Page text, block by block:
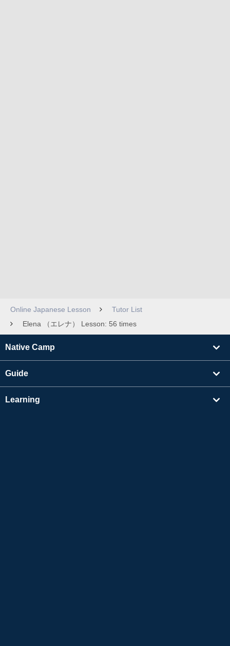
Online Japanese Lesson
Tutor List
Elena （エレナ） Lesson: 56 times
Native Camp
Guide
Learning